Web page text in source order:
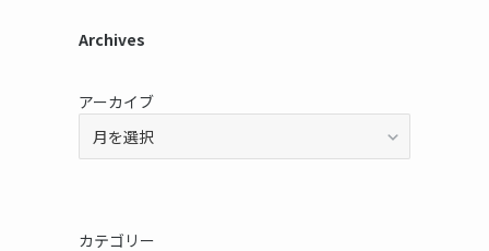
Archives
アーカイブ
カテゴリー